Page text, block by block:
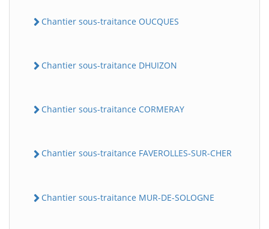
Chantier sous-traitance OUCQUES
Chantier sous-traitance DHUIZON
Chantier sous-traitance CORMERAY
Chantier sous-traitance FAVEROLLES-SUR-CHER
Chantier sous-traitance MUR-DE-SOLOGNE